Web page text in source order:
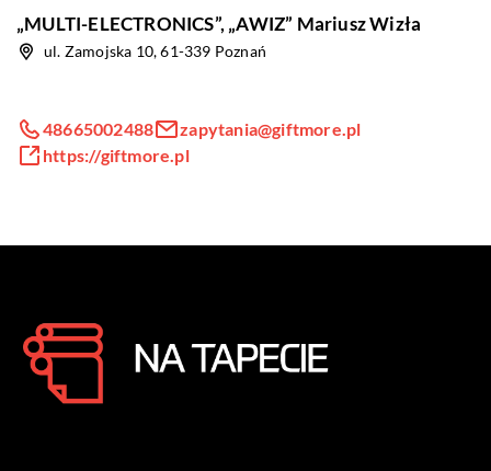
„MULTI-ELECTRONICS”, „AWIZ” Mariusz Wizła
ul. Zamojska 10, 61-339 Poznań
48665002488
zapytania@giftmore.pl
https://giftmore.pl